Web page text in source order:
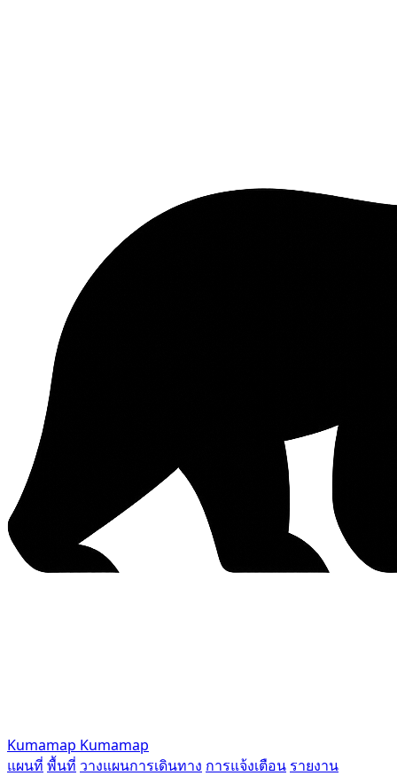
Kumamap Kumamap
แผนที่ พื้นที่ วางแผนการเดินทาง การแจ้งเตือน รายงาน